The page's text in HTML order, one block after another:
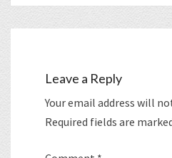
Leave a Reply
Your email address will
Required fields are